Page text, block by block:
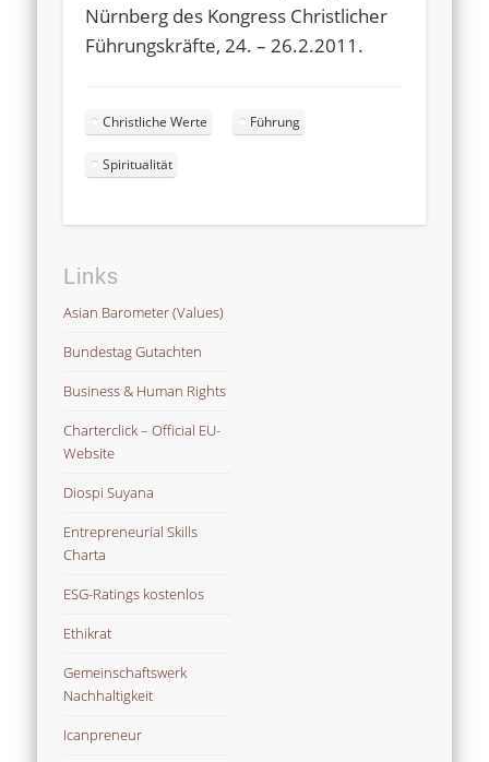
Nürnberg des Kongress Christlicher
Führungskräfte, 24. – 26.2.2011.
Christliche Werte Führung
Spiritualität
Links
Asian Barometer (Values)
Bundestag Gutachten
Business & Human Rights
Charterclick – Official EU-
Website
Diospi Suyana
Entrepreneurial Skills
Charta
ESG-Ratings kostenlos
Ethikrat
Gemeinschaftswerk
Nachhaltigkeit
Icanpreneur